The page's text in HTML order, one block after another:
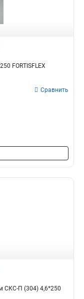
FORTISFLEX
Сравнить
СКС-П (304) 4,6*250